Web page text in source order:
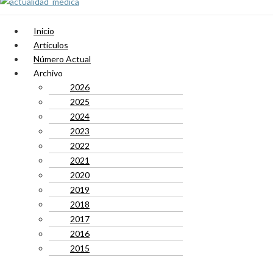
Inicio
Artículos
Número Actual
Archivo
2026
2025
2024
2023
2022
2021
2020
2019
2018
2017
2016
2015